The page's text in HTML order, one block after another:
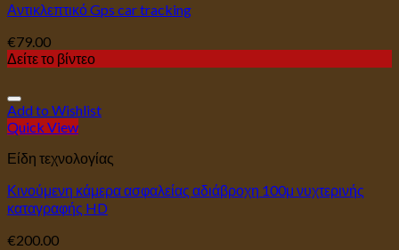
Αντικλεπτικό Gps car tracking
€79.00
Δείτε το βίντεο
Add to Wishlist
Quick View
Είδη τεχνολογίας
Κινούμενη κάμερα ασφαλείας αδιάβροχη 100μ νυχτερινής
καταγραφής HD
€200.00